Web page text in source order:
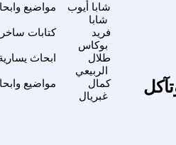
مواضيع
شابا أيوب
شابا
كتابات
فريد
بوكاس
ابحاث
طلال
الربيعي
مواضيع
كمال
غبريال